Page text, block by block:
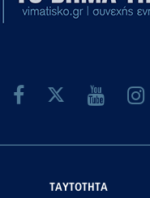
ΤΑΥΤΟΤΗΤΑ